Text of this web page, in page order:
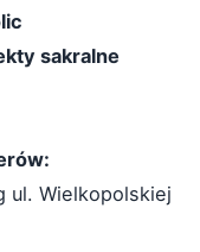
sakralne
ul. Wielkopolskiej